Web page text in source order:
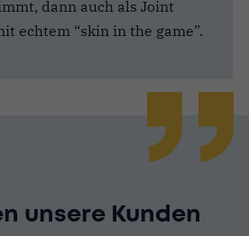
dann auch als Joint
echtem “skin in the game”.
unsere Kunden